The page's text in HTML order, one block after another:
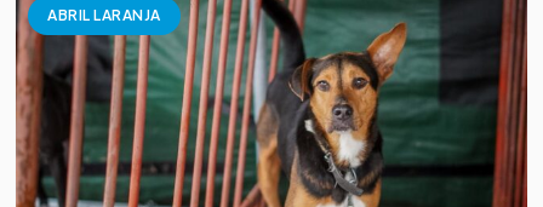
ABRIL LARANJA